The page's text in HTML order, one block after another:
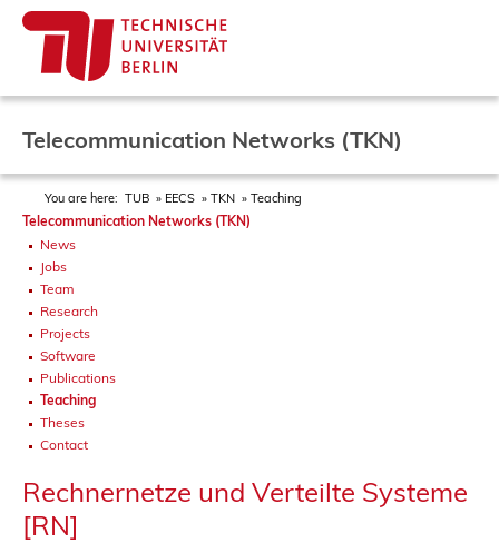
Telecommunication Networks (TKN)
You are here: TUB EECS TKN Teaching
Telecommunication Networks (TKN)
News
Jobs
Team
Research
Projects
Software
Publications
Teaching
Theses
Contact
Rechnernetze und Verteilte Systeme
[RN]